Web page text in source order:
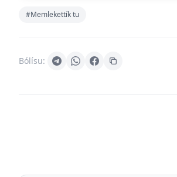
#Memlekettík tu
Bólísu: